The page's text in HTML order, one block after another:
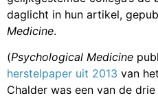
daglicht in hun artikel,
Medicine.
(Psychological Medicine
herstelpaper uit 2013 van
Chalder was een van de